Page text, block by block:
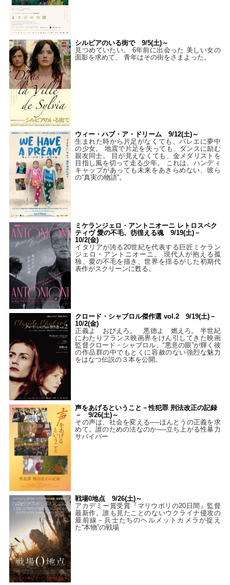
シルビアのいる街で 9/5(土)～
見つめていたい。 6年前に出会った 美しい女の
面影を求めて、 青年はその街をさまよった。
ウィー・ハブ・ア・ドリーム 9/12(土)～
生まれた時から片足がなくても、バレエに夢中
の少女。 地震で片足を失っても、ダンスに励む
親友同士。 目が見えなくても、金メダリストを
目指し風を切って走る少年。 これは、ハンディ
キャップがあっても未来をあきらめない、彼ら
の“真実の物語”。
ミケランジェロ・アントニオーニ レトロスペク
ティヴ 愛の不毛、彷徨える魂 9/19(土)－
10/2(金)
イタリアが誇る20世紀を代表する巨匠ミケラン
ジェロ・アントニオーニ。 現代人が抱える孤
独、愛の不毛を描き、世界を揺るがした初期代
表作がスクリーンに甦る。
クロード・シャブロル傑作選 vol.2 9/19(土)－
10/2(金)
正義よ おびえろ。 悪徳よ 燃えろ。 半世紀
にわたりフランス映画界をけん引してきた映画
監督クロード・シャブロル。“悪意の眼”が輝く彼
の作品群の中でもとくに容赦のない強烈な魅力
をはなつ伝説の３本を公開。
声をあげるということ－性犯罪 刑法改正の記録
－ 9/26(土)～
その声は、社会を変える──ほんとうの正義を求
めて。誰のための法なのか──立ち上がる性暴力
サバイバー
戦場0地点 9/26(土)～
アカデミー賞受賞『マリウポリの20日間』監督
最新作。誰も見たことのないウクライナ侵攻の
最前線－兵士たちのヘルメットカメラが捉え
た“本物”の戦場